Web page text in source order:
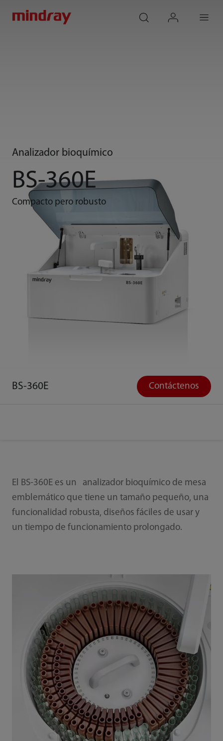
Analizador bioquímico
BS-360E
Compacto pero robusto
BS-360E Contáctenos
El BS-360E es un analizador bioquímico de mesa
emblemático que tiene un tamaño pequeño, una
funcionalidad robusta, diseños fáciles de usar y
un tiempo de funcionamiento prolongado.